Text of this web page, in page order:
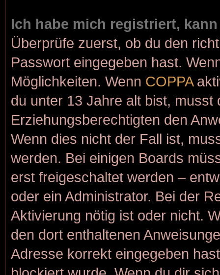
Ich habe mich registriert,
Überprüfe zuerst, ob du den
Passwort eingegeben hast.
Möglichkeiten. Wenn COPPA
du unter 13 Jahre alt bist,
Erziehungsberechtigten den
Wenn dies nicht der Fall ist,
werden. Bei einigen Boards
erst freigeschaltet werden –
oder ein Administrator. Bei der
Aktivierung nötig ist oder nicht.
den dort enthaltenen
Adresse korrekt eingegeben